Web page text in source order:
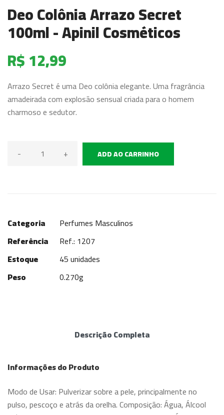
Deo Colônia Arrazo Secret
100ml - Apinil Cosméticos
R$ 12,99
Arrazo Secret é uma Deo colônia elegante. Uma fragrância
amadeirada com explosão sensual criada para o homem
charmoso e sedutor.
- + ADD AO CARRINHO
Categoria
Perfumes Masculinos
Referência
Ref.: 1207
Estoque
45 unidades
Peso
0.270g
Descrição Completa
Informações do Produto
Modo de Usar: Pulverizar sobre a pele, principalmente no
pulso, pescoço e atrás da orelha. Composição: Água, Álcool